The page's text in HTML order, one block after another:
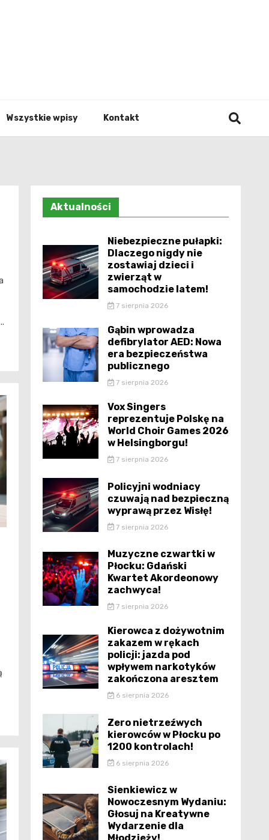
Wszystkie wpisy Kontakt
Aktualności
Niebezpieczne pułapki:
Dlaczego nigdy nie
zostawiaj dzieci i
zwierząt w
samochodzie latem!
7 sierpnia 2026
Gąbin wprowadza
defibrylator AED: Nowa
era bezpieczeństwa
publicznego
7 sierpnia 2026
Vox Singers
reprezentuje Polskę na
World Choir Games 2026
w Helsingborgu!
7 sierpnia 2026
Policyjni wodniacy
czuwają nad bezpieczną
wyprawą przez Wisłę!
7 sierpnia 2026
Muzyczne czwartki w
Płocku: Gdański
Kwartet Akordeonowy
zachwyca!
7 sierpnia 2026
Kierowca z dożywotnim
zakazem w rękach
policji: jazda pod
wpływem narkotyków
zakończona aresztem
6 sierpnia 2026
Zero nietrzeźwych
kierowców w Płocku po
1200 kontrolach!
6 sierpnia 2026
Sienkiewicz w
Nowoczesnym Wydaniu:
Głosuj na Kreatywne
Wydarzenie dla